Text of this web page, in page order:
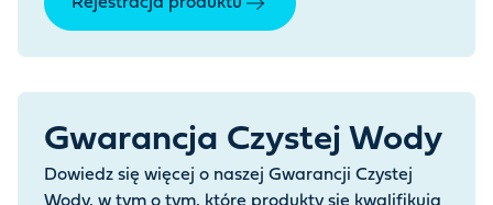
Rejestracja produktu
Gwarancja Czystej Wody
Dowiedz się więcej o naszej Gwarancji Czystej
Wody, w tym o tym, które produkty się kwalifikują